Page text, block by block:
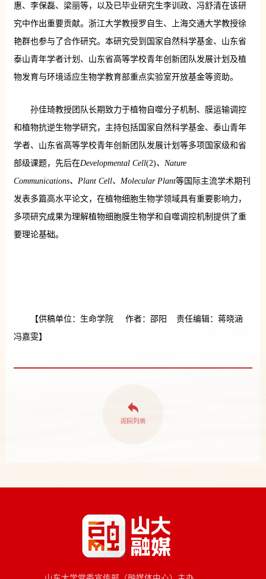
惠、李保磊、梁丽等，以及已毕业研究生李训政、冯舒清在该研
究中作出重要贡献。浙江大学教授罗自生、上海交通大学教授徐
艳群也参与了合作研究。本研究受到国家自然科学基金、山东省
泰山青年学者计划、山东省高等学校青年创新团队发展计划及植
物发育与环境适应生物学教育部重点实验室开放基金等资助。
孙佳琦教授团队长期致力于植物自噬分子机制、膜运输调控
和植物抗逆生物学研究，主持包括国家自然科学基金、泰山青年
学者、山东省高等学校青年创新团队发展计划等多项国家级和省
部级课题，先后在Developmental Cell(2)、Nature
Communications、Plant Cell、Molecular Plant等国际主流学术期刊
发表多篇高水平论文，在植物细胞生物学领域具有重要影响力，
多项研究成果为理解植物细胞膜生物学和自噬调控机制提供了重
要理论基础。
【供稿单位：生命学院 作者：邵阳 责任编辑：蒋晓涵
冯嘉雯】